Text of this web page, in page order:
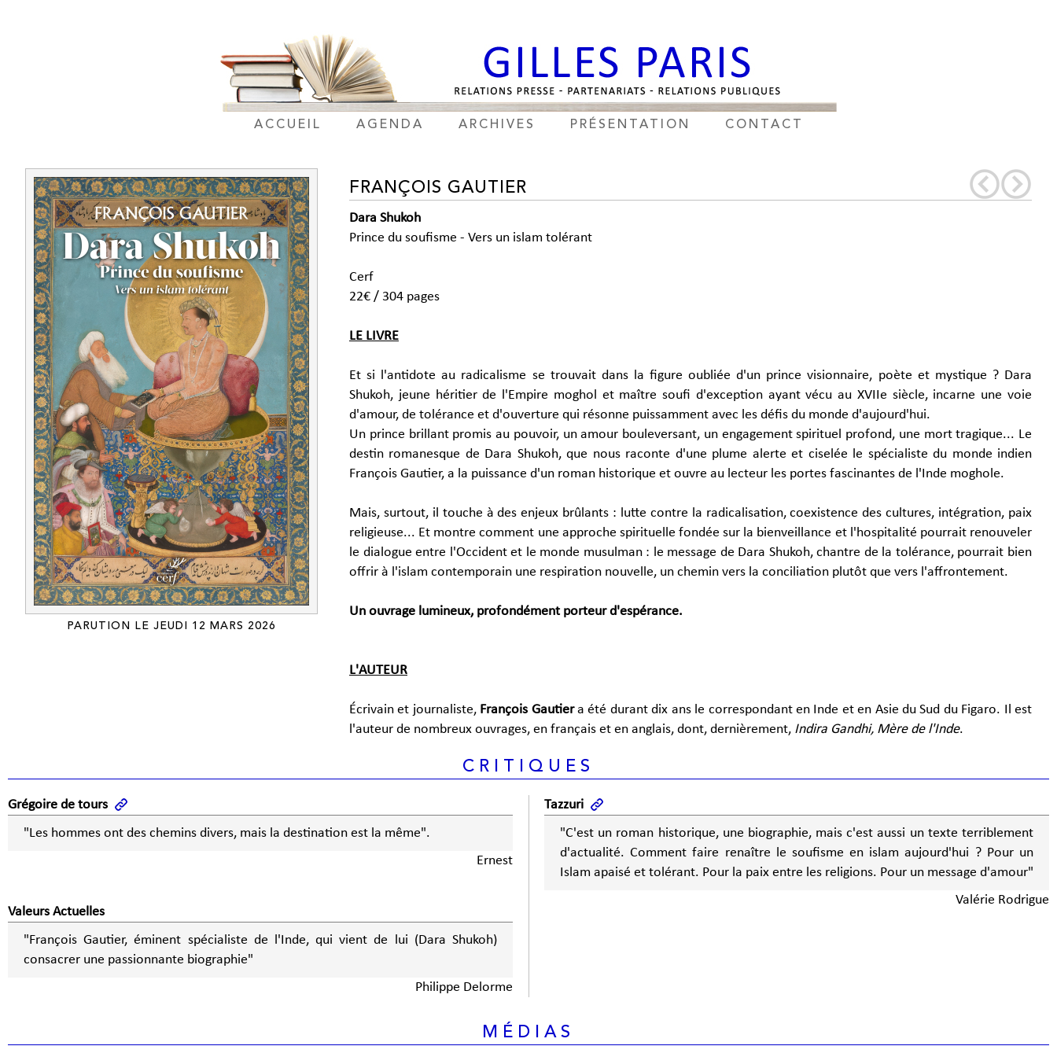
ACCUEIL AGENDA ARCHIVES PRÉSENTATION CONTACT
PARUTION LE JEUDI 12 MARS 2026
FRANÇOIS GAUTIER
Dara Shukoh
Prince du soufisme - Vers un islam tolérant
Cerf
22€ / 304 pages
LE LIVRE
Et si l'antidote au radicalisme se trouvait dans la figure oubliée d'un prince visionnaire, poète et mystique ? Dara
Shukoh, jeune héritier de l'Empire moghol et maître soufi d'exception ayant vécu au XVIIe siècle, incarne une voie
d'amour, de tolérance et d'ouverture qui résonne puissamment avec les défis du monde d'aujourd'hui.
Un prince brillant promis au pouvoir, un amour bouleversant, un engagement spirituel profond, une mort tragique... Le
destin romanesque de Dara Shukoh, que nous raconte d'une plume alerte et ciselée le spécialiste du monde indien
François Gautier, a la puissance d'un roman historique et ouvre au lecteur les portes fascinantes de l'Inde moghole.
Mais, surtout, il touche à des enjeux brûlants : lutte contre la radicalisation, coexistence des cultures, intégration, paix
religieuse... Et montre comment une approche spirituelle fondée sur la bienveillance et l'hospitalité pourrait renouveler
le dialogue entre l'Occident et le monde musulman : le message de Dara Shukoh, chantre de la tolérance, pourrait bien
offrir à l'islam contemporain une respiration nouvelle, un chemin vers la conciliation plutôt que vers l'affrontement.
Un ouvrage lumineux, profondément porteur d'espérance.
L'AUTEUR
Écrivain et journaliste, François Gautiera été durant dix ans le correspondant en Inde et en Asie du Sud du Figaro. Il est
l'auteur de nombreux ouvrages, en français et en anglais, dont, dernièrement, Indira Gandhi, Mère de l'Inde.
CRITIQUES
Grégoire de tours
"Les hommes ont des chemins divers, mais la destination est la même".
Ernest
Valeurs Actuelles
"François Gautier, éminent spécialiste de l'Inde, qui vient de lui (Dara Shukoh)
consacrer une passionnante biographie"
Philippe Delorme
Tazzuri
"C'est un roman historique, une biographie, mais c'est aussi un texte terriblement
d'actualité. Comment faire renaître le soufisme en islam aujourd'hui ? Pour un
Islam apaisé et tolérant. Pour la paix entre les religions. Pour un message d'amour"
Valérie Rodrigue
MÉDIAS